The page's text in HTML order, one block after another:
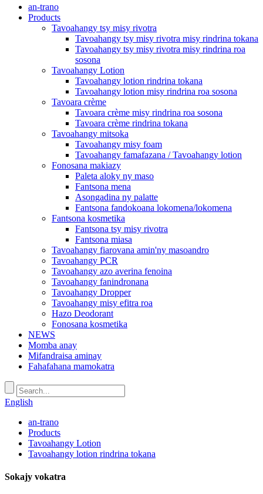
an-trano
Products
Tavoahangy tsy misy rivotra
Tavoahangy tsy misy rivotra misy rindrina tokana
Tavoahangy tsy misy rivotra misy rindrina roa
sosona
Tavoahangy Lotion
Tavoahangy lotion rindrina tokana
Tavoahangy lotion misy rindrina roa sosona
Tavoara crème
Tavoara crème misy rindrina roa sosona
Tavoara crème rindrina tokana
Tavoahangy mitsoka
Tavoahangy misy foam
Tavoahangy famafazana / Tavoahangy lotion
Fonosana makiazy
Paleta aloky ny maso
Fantsona mena
Asongadina ny palatte
Fantsona fandokoana lokomena/lokomena
Fantsona kosmetika
Fantsona tsy misy rivotra
Fantsona miasa
Tavoahangy fiarovana amin'ny masoandro
Tavoahangy PCR
Tavoahangy azo averina fenoina
Tavoahangy fanindronana
Tavoahangy Dropper
Tavoahangy misy efitra roa
Hazo Deodorant
Fonosana kosmetika
NEWS
Momba anay
Mifandraisa aminay
Fahafahana mamokatra
English
an-trano
Products
Tavoahangy Lotion
Tavoahangy lotion rindrina tokana
Sokajy vokatra